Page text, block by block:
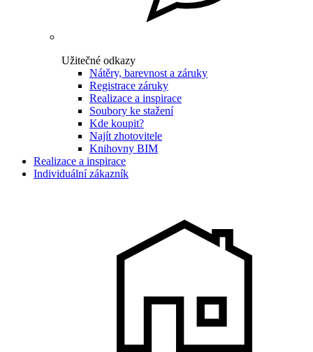
Užitečné odkazy
Nátěry, barevnost a záruky
Registrace záruky
Realizace a inspirace
Soubory ke stažení
Kde koupit?
Najít zhotovitele
Knihovny BIM
Realizace a inspirace
Individuální zákazník